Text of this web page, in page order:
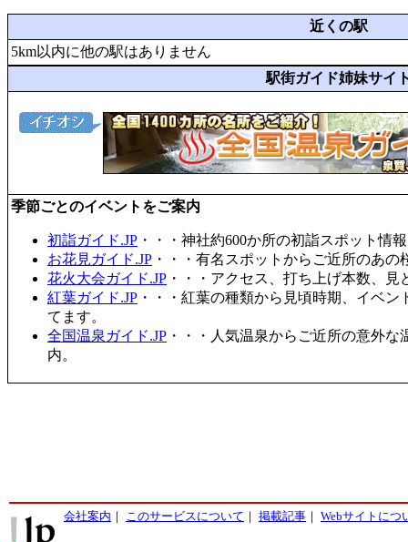
近くの駅
5km以内に他の駅はありません
駅街ガイド姉妹サイ
季節ごとのイベントをご案内
初詣ガイド.JP ・・・神社約600か所の初詣スポット情
お花見ガイド.JP ・・・有名スポットからご近所のあ
花火大会ガイド.JP ・・・アクセス、打ち上げ本数、
紅葉ガイド.JP ・・・紅葉の種類から見頃時期、イベ
てます。
全国温泉ガイド.JP ・・・人気温泉からご近所の意外
内。
会社案内 ｜ このサービスについて ｜ 掲載記事 ｜ Webサイトにつ